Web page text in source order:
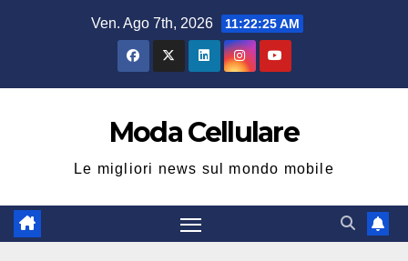
Ven. Ago 7th, 2026 11:22:26 AM
Moda Cellulare
Le migliori news sul mondo mobile